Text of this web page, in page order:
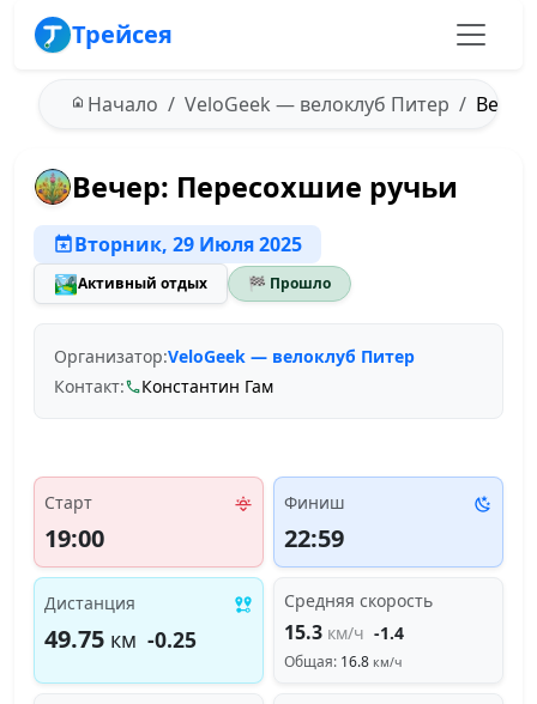
Трейсея
Начало VeloGeek — велоклуб Питер
Вечер: Пересохшие ручьи
Вторник, 29 Июля 2025
🏞️Активный отдых 🏁 Прошло
Организатор:VeloGeek — велоклуб Питер
Контакт:
Константин Гам
Старт
19:00
Финиш
22:59
Дистанция
49.75 км -0.25
Средняя скорость
15.3 км/ч -1.4
Общая: 16.8 км/ч